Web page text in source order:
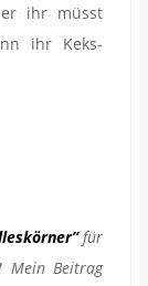
ihr müsst
ihr Keks-
für
Mein Beitrag